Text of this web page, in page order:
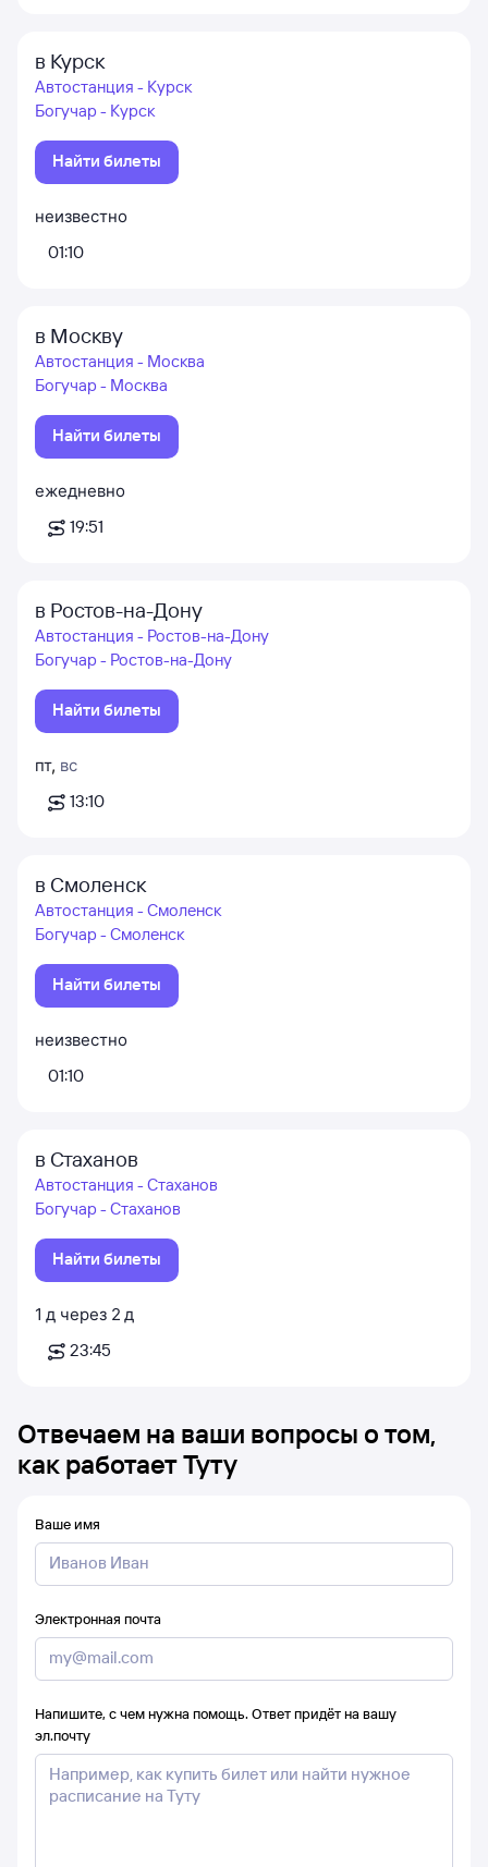
в Курск
Автостанция - Курск
Богучар - Курск
Найти билеты
неизвестно
01:10
в Москву
Автостанция - Москва
Богучар - Москва
Найти билеты
ежедневно
19:51
в Ростов-на-Дону
Автостанция - Ростов-на-Дону
Богучар - Ростов-на-Дону
Найти билеты
пт, вс
13:10
в Смоленск
Автостанция - Смоленск
Богучар - Смоленск
Найти билеты
неизвестно
01:10
в Стаханов
Автостанция - Стаханов
Богучар - Стаханов
Найти билеты
1 д через 2 д
23:45
Отвечаем на ваши вопросы о том,
как работает Туту
Ваше имя
Электронная почта
Напишите, с чем нужна помощь. Ответ придёт на вашу
эл.почту